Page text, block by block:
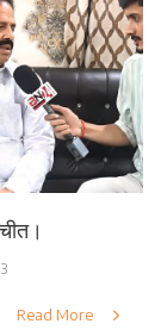
Read More